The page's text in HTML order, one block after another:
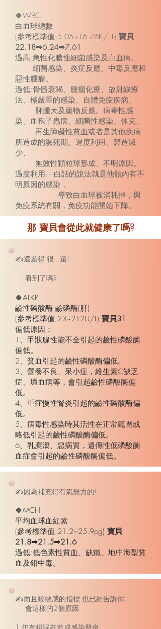
🍀WBC
白血球總數
(參考標準值:5.05~16.76K/uL) 寶貝
22.18➡6.24➡7.61
過高:急性化膿性細菌感染及白血病。
細菌感染、炎症反應、中毒反應和
惡性腫瘤。
過低:骨髓衰竭、腫瘤化療、放射線療
法、極嚴重的感染、自體免疫疾病、
脾腫大及藥物反應。病毒性感
染、血孢子蟲病、細菌性感染、休克、
再生障礙性貧血或者是其他疾病
所造成的瀕死期。過度利用、製造減
少、
無效性顆粒球形成、不明原因。
過度利用- - -白話的說法就是他體內有不
明原因的感染，
導致白血球被消耗掉，與
免疫系統有關，免疫功能開始下降。
那 寶貝會從此就健康了嗎?
✍還差得 很...遠!
看到了嗎?
🍀ALKP
鹼性磷酸酶 鹼磷酶(肝)
(參考標準值:23~212U/L) 寶貝31
偏低原因：
1、甲狀腺性能不全引起的鹼性磷酸酶
偏低。
2、貧血引起的鹼性磷酸酶偏低。
3、營養不良、呆小症，維生素C缺乏
症、壞血病等，會引起鹼性磷酸酶偏
低。
4、重症慢性腎炎引起的鹼性磷酸酶偏
低。
5、病毒性感染時其活性在正常範圍或
略低引起的鹼性磷酸酶偏低。
6、乳糜瀉、惡病質，遺傳性低磷酸酶
血症會引起的鹼性磷酸酶偏低。
✍因為補充得有氣無力的!
🍀MCH
平均血球血紅素
(參考標準值:21.2~25.9pg) 寶貝
21.8➡21.5➡21.6
過低:低色素性貧血、缺鐵、地中海型貧
血及鉛中毒。
✍而且較敏感的指標 也已經告訴你
會這樣的2個原因